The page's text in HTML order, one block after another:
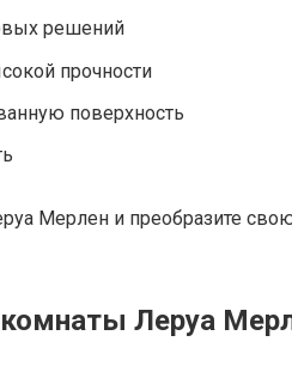
решений
прочности
поверхность
Мерлен и преобразите
Леруа